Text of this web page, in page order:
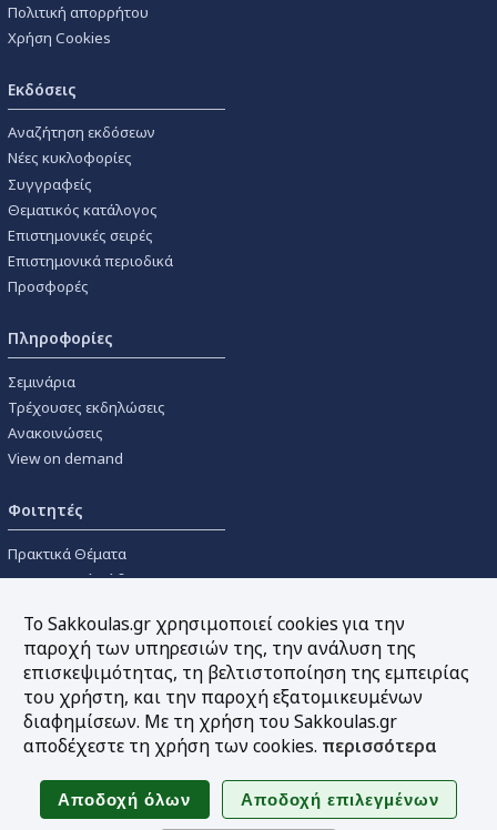
Πολιτική απορρήτου
Χρήση Cookies
Εκδόσεις
Αναζήτηση εκδόσεων
Νέες κυκλοφορίες
Συγγραφείς
Θεματικός κατάλογος
Επιστημονικές σειρές
Επιστημονικά περιοδικά
Προσφορές
Πληροφορίες
Σεμινάρια
Τρέχουσες εκδηλώσεις
Ανακοινώσεις
View on demand
Φοιτητές
Πρακτικά Θέματα
Οικονομικοί Κώδικες
Συγγραμμάτων
Εργαλεία
Online υπολογισμός τόκων
Υπηρεσία Ηλεκτρονικής
Sitemap
Το Sakkoulas.gr χρησιμοποιεί cookies για την
παροχή των υπηρεσιών της, την ανάλυση της
επισκεψιμότητας, τη βελτιστοποίηση της εμπειρίας
του χρήστη, και την παροχή εξατομικευμένων
διαφημίσεων. Με τη χρήση του Sakkoulas.gr
αποδέχεστε τη χρήση των cookies. περισσότερα